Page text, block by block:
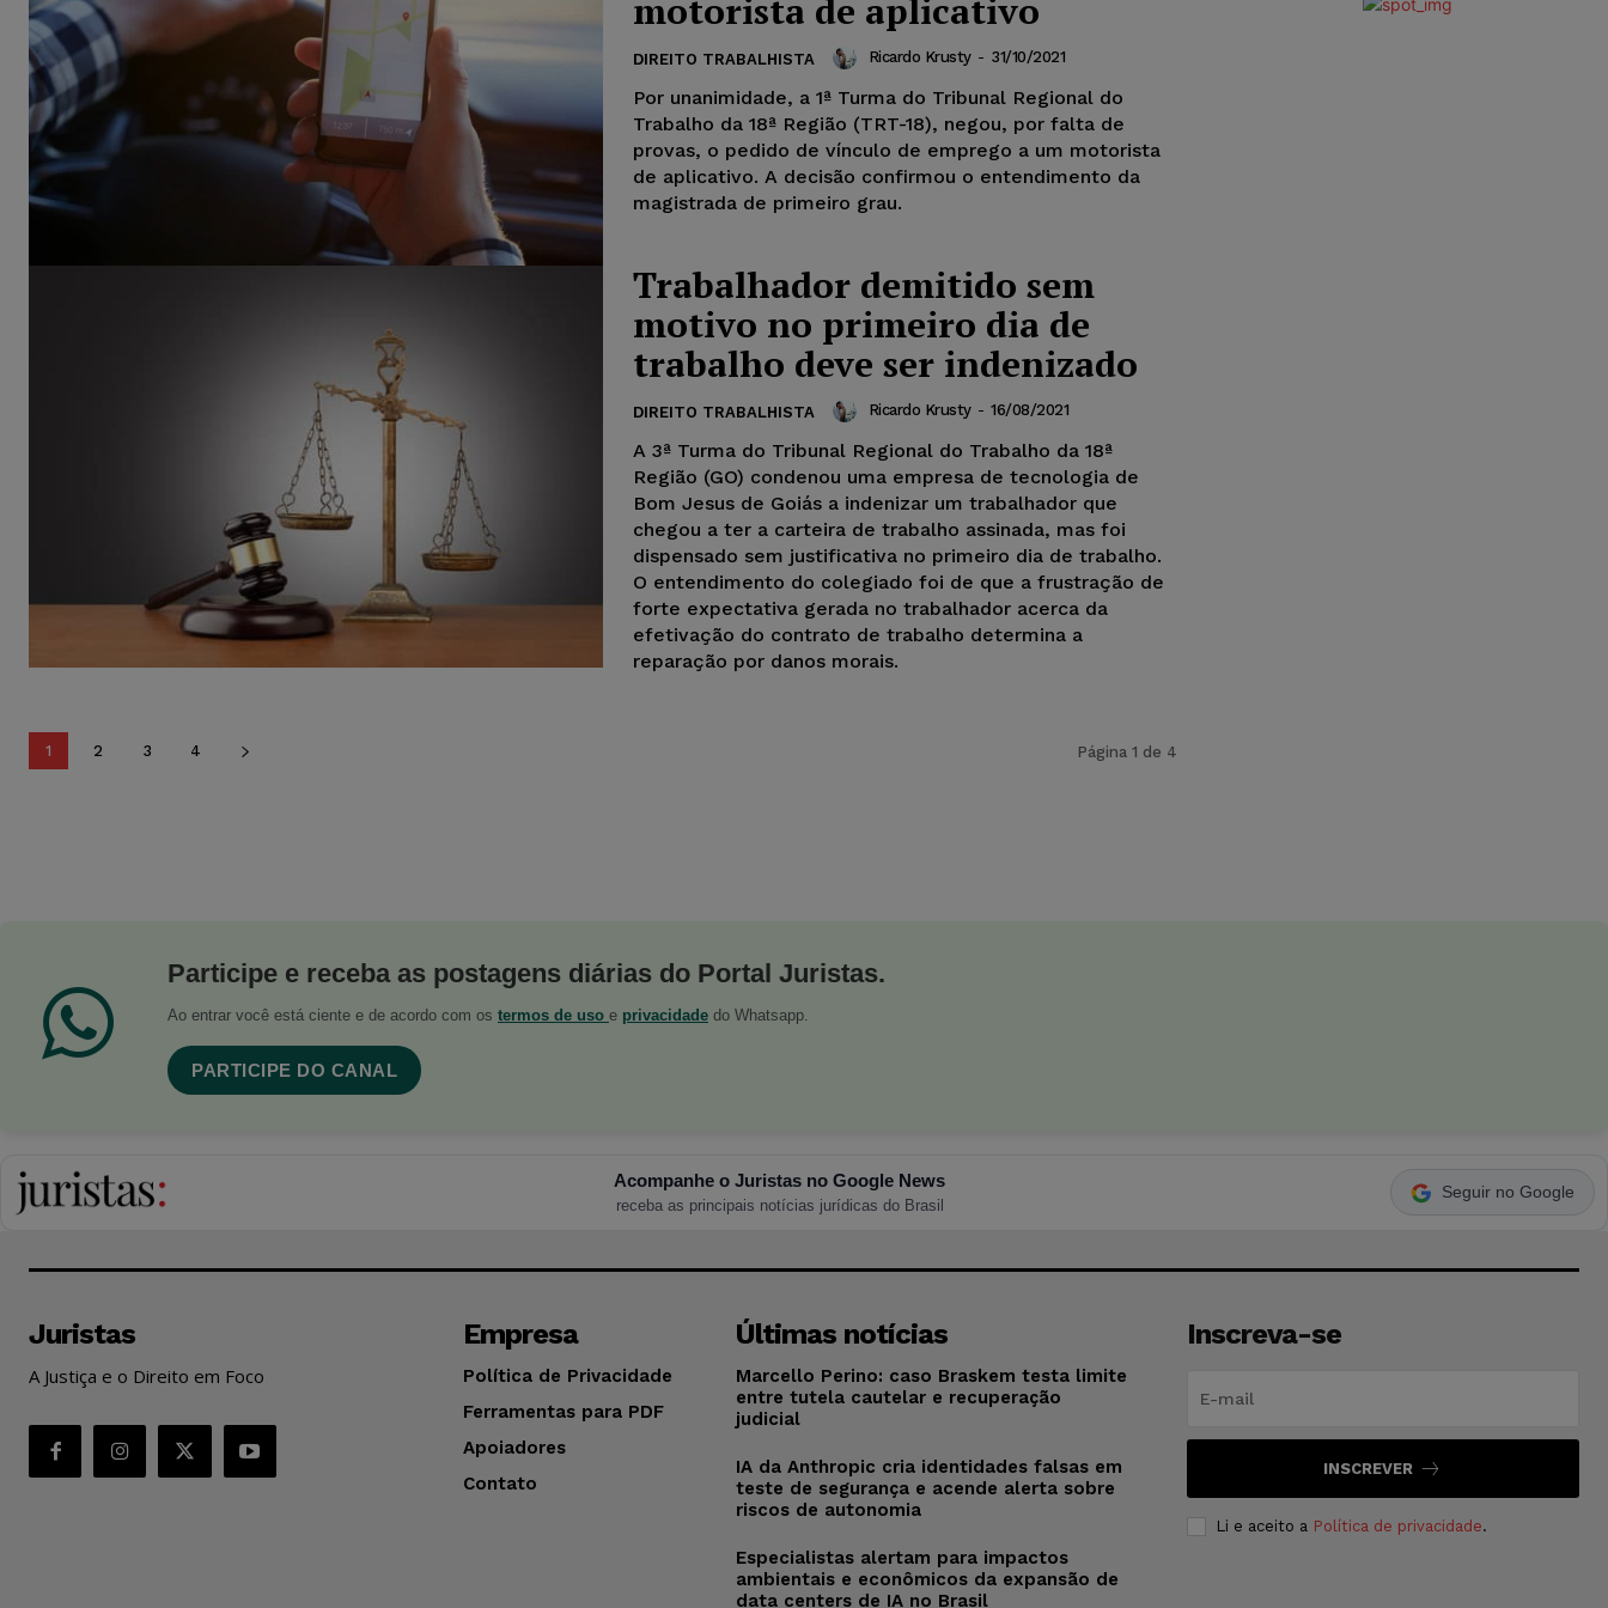
motorista de aplicativo
DIREITO TRABALHISTA Ricardo Krusty - 31/10/2021
Por unanimidade, a 1ª Turma do Tribunal Regional do
Trabalho da 18ª Região (TRT-18), negou, por falta de
provas, o pedido de vínculo de emprego a um motorista
de aplicativo. A decisão confirmou o entendimento da
magistrada de primeiro grau.
Trabalhador demitido sem
motivo no primeiro dia de
trabalho deve ser indenizado
DIREITO TRABALHISTA Ricardo Krusty - 16/08/2021
A 3ª Turma do Tribunal Regional do Trabalho da 18ª
Região (GO) condenou uma empresa de tecnologia de
Bom Jesus de Goiás a indenizar um trabalhador que
chegou a ter a carteira de trabalho assinada, mas foi
dispensado sem justificativa no primeiro dia de trabalho.
O entendimento do colegiado foi de que a frustração de
forte expectativa gerada no trabalhador acerca da
efetivação do contrato de trabalho determina a
reparação por danos morais.
1 2 3 4 Página 1 de 4
Participe e receba as postagens diárias do Portal Juristas.
Ao entrar você está ciente e de acordo com os termos de uso e privacidade do Whatsapp.
PARTICIPE DO CANAL
Acompanhe o Juristas no Google News
receba as principais notícias jurídicas do Brasil
Seguir no Google
Juristas
A Justiça e o Direito em Foco
Empresa
Política de Privacidade
Ferramentas para PDF
Apoiadores
Contato
Últimas notícias
Marcello Perino: caso Braskem testa limite
entre tutela cautelar e recuperação
judicial
IA da Anthropic cria identidades falsas em
teste de segurança e acende alerta sobre
riscos de autonomia
Especialistas alertam para impactos
ambientais e econômicos da expansão de
data centers de IA no Brasil
Inscreva-se
INSCREVER
Li e aceito a Política de privacidade.